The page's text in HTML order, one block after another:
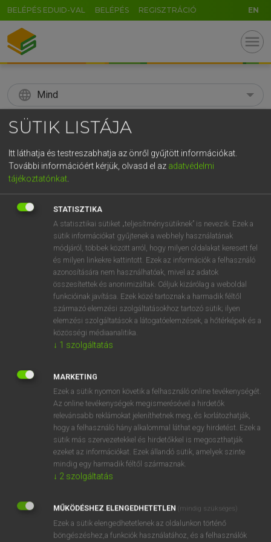
BELÉPÉS EDUID-VAL BELÉPÉS REGISZTRÁCIÓ EN
menu
language Mind
search
KERESÉS
Díjmentes angol szótár
mn déli
hsz déli irányba(n)
dél felől
délről
⚲ southerlykeresése szótárainkban
DÍJMENTES ANGOL SZÓTÁR
south-easterly
south-eastern
south-eastward
southern
southerner
SÜTIK LISTÁJA
Itt láthatja és testreszabhatja az önről gyűjtött információkat.
További információért kérjük, olvasd el az adatvédelmi
tájékoztatónkat.
STATISZTIKA
A statisztikai sütiket „teljesítménysütiknek” is nevezik. Ezek a
sütik információkat gyűjtenek a webhely használatának
módjáról, többek között arról, hogy milyen oldalakat keresett fel
és milyen linkekre kattintott. Ezek az információk a felhasználó
azonosítására nem használhatóak, mivel az adatok
összesítettek és anonimizáltak. Céljuk kizárólag a weboldal
funkcióinak javítása. Ezek közé tartoznak a harmadik féltől
származó elemzési szolgáltatásokhoz tartozó sütik; ilyen
elemzési szolgáltatások a látogatóelemzések, a hőtérképek és a
közösségi médiaanalitika.
↓ 1 szolgáltatás
MARKETING
Ezek a sütik nyomon követik a felhasználó online tevékenységét.
Az online tevékenységek megismerésével a hirdetők
relevánsabb reklámokat jeleníthetnek meg, és korlátozhatják,
hogy a felhasználó hány alkalommal láthat egy hirdetést. Ezek a
sütik más szervezetekkel és hirdetőkkel is megoszthatják
ezeket az információkat. Ezek állandó sütik, amelyek szinte
mindig egy harmadik féltől származnak.
↓ 2 szolgáltatás
MŰKÖDÉSHEZ ELENGEDHETETLEN (mindig szükséges)
Ezek a sütik elengedhetetlenek az oldalunkon történő
böngészéshez,a funkciók használatához, és a felhasználók
5 6 7 8 9 ö ü ó
j k
n m , . - AltGr